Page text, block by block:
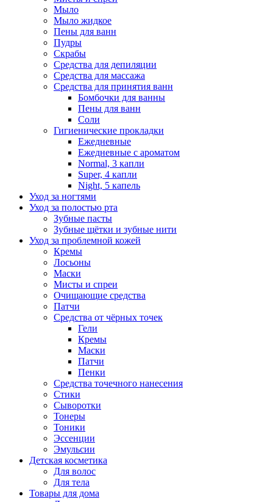
Мыло
Мыло жидкое
Пены для ванн
Пудры
Скрабы
Средства для депиляции
Средства для массажа
Средства для принятия ванн
Бомбочки для ванны
Пены для ванн
Соли
Гигиенические прокладки
Ежедневные
Ежедневные с ароматом
Normal, 3 капли
Super, 4 капли
Night, 5 капель
Уход за ногтями
Уход за полостью рта
Зубные пасты
Зубные щётки и зубные нити
Уход за проблемной кожей
Кремы
Лосьоны
Маски
Мисты и спреи
Очищающие средства
Патчи
Средства от чёрных точек
Гели
Кремы
Маски
Патчи
Пенки
Средства точечного нанесения
Стики
Сыворотки
Тонеры
Тоники
Эссенции
Эмульсии
Детская косметика
Для волос
Для тела
Товары для дома